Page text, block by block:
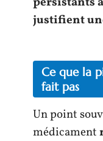
justifient
Ce que la
fait pas
Un point
médicament